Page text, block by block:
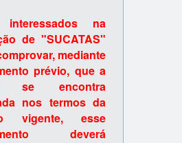
na
de "SUCATAS"
mediante
prévio, que a
se encontra
nos termos da
vigente, esse
deverá